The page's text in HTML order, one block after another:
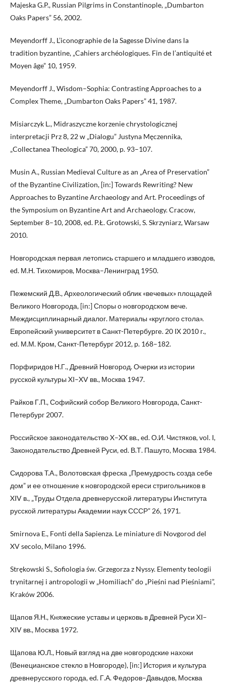
Majeska G.P., Russian Pilgrims in Constantinople, „Dumbarton
Oaks Papers” 56, 2002.
Meyendorff J., L’iconographie de la Sagesse Divine dans la
tradition byzantine, „Cahiers archéologiques. Fin de l’antiquité et
Moyen âge” 10, 1959.
Meyendorff J., Wisdom–Sophia: Contrasting Approaches to a
Complex Theme, „Dumbarton Oaks Papers” 41, 1987.
Misiarczyk L., Midraszyczne korzenie chrystologicznej
interpretacji Prz 8, 22 w „Dialogu” Justyna Męczennika,
„Collectanea Theologica” 70, 2000, p. 93–107.
Musin A., Russian Medieval Culture as an „Area of Preservation”
of the Byzantine Civilization, [in:] Towards Rewriting? New
Approaches to Byzantine Archaeology and Art. Proceedings of
the Symposium on Byzantine Art and Archaeology. Cracow,
September 8–10, 2008, ed. P.Ł. Grotowski, S. Skrzyniarz, Warsaw
2010.
Новгородская первая летопись старшего и младшего изводов,
ed. М.Н. Тихомиров, Москва–Ленинград 1950.
Пежемский Д.В., Археологический облик «вечевых» площадей
Великого Новгорода, [in:] Споры о новгородском вече.
Междисциплинарный диалог. Материалы «круглого стола».
Европейский университет в Санкт-Петербурге. 20 IX 2010 г.,
ed. М.М. Кром, Санкт-Петербург 2012, p. 168–182.
Порфиридов Н.Г., Древний Новгород. Очерки из истории
русской культуры XI–XV вв., Москва 1947.
Райков Г.П., Софийский собор Великого Новгорода, Санкт-
Петербург 2007.
Российское законодательство X–XX вв., ed. О.И. Чистяков, vol. I,
Законодательство Древней Руси, ed. В.Т. Пашуто, Москва 1984.
Сидорова T.A., Волотовская фреска „Премудрость созда себе
дом” и ее отношение к новгородской ереси стригольников в
XIV в., „Труды Отдела древнерусской литературы Института
русской литературы Академии наук СССР” 26, 1971.
Smirnova E., Fonti della Sapienza. Le miniature di Novgorod del
XV secolo, Milano 1996.
Strękowski S., Sofiologia św. Grzegorza z Nyssy. Elementy teologii
trynitarnej i antropologii w „Homiliach” do „Pieśni nad Pieśniami”,
Kraków 2006.
Щапов Я.Н., Княжеские уставы и церковь в Древней Руси XI–
XIV вв., Москва 1972.
Щапова Ю.Л., Новый взгляд на две новгородские нахоки
(Венецианское стекло в Новгороде), [in:] История и культура
древнерусского города, ed. Г.А. Федоров–Давыдов, Москва